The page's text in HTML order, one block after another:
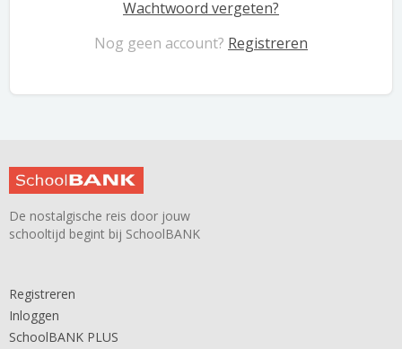
Wachtwoord vergeten?
Nog geen account? Registreren
De nostalgische reis door jouw
schooltijd begint bij SchoolBANK
Registreren
Inloggen
SchoolBANK PLUS